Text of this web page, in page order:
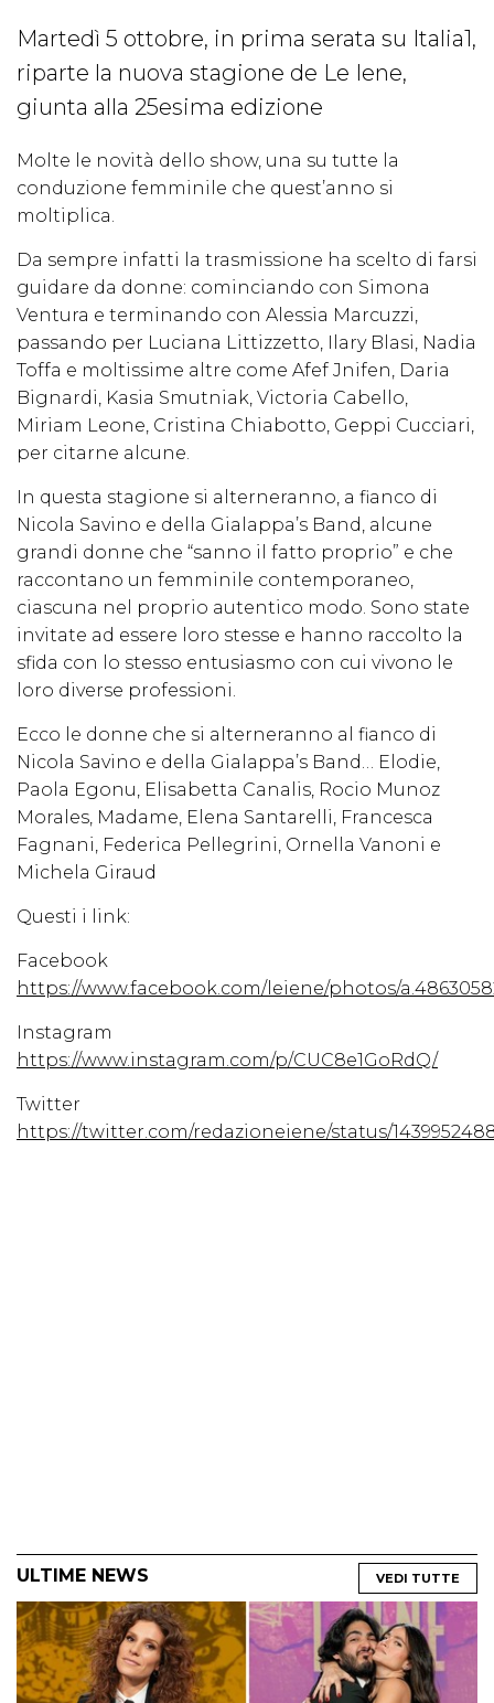
Martedì 5 ottobre, in prima serata su Italia1,
riparte la nuova stagione de Le Iene,
giunta alla 25esima edizione
Molte le novità dello show, una su tutte la
conduzione femminile che quest’anno si
moltiplica.
Da sempre infatti la trasmissione ha scelto di farsi
guidare da donne: cominciando con Simona
Ventura e terminando con Alessia Marcuzzi,
passando per Luciana Littizzetto, Ilary Blasi, Nadia
Toffa e moltissime altre come Afef Jnifen, Daria
Bignardi, Kasia Smutniak, Victoria Cabello,
Miriam Leone, Cristina Chiabotto, Geppi Cucciari,
per citarne alcune.
In questa stagione si alterneranno, a fianco di
Nicola Savino e della Gialappa’s Band, alcune
grandi donne che “sanno il fatto proprio” e che
raccontano un femminile contemporaneo,
ciascuna nel proprio autentico modo. Sono state
invitate ad essere loro stesse e hanno raccolto la
sfida con lo stesso entusiasmo con cui vivono le
loro diverse professioni.
Ecco le donne che si alterneranno al fianco di
Nicola Savino e della Gialappa’s Band… Elodie,
Paola Egonu, Elisabetta Canalis, Rocio Munoz
Morales, Madame, Elena Santarelli, Francesca
Fagnani, Federica Pellegrini, Ornella Vanoni e
Michela Giraud
Questi i link:
Facebook
https://www.facebook.com/leiene/photos/
Instagram
https://www.instagram.com/p/CUC8e1GoRdQ/
Twitter
https://twitter.com/redazioneiene/status/
ULTIME NEWS VEDI TUTTE